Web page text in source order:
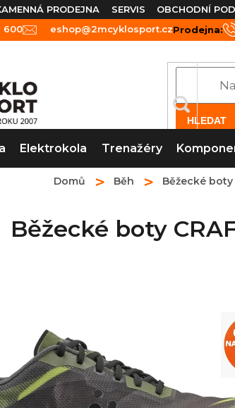
PRODEJNA SERVIS OBCHODNÍ
600 eshop@2mcyklosport.czProdejna:
HLEDAT
Elektrokola Trenažéry
Domů Běh Běžecké boty
Běžecké boty